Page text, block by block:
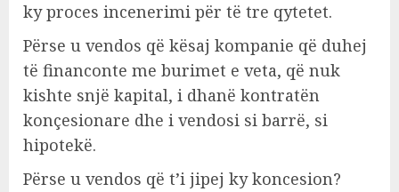
ky proces incenerimi për të tre qytetet.
Përse u vendos që kësaj kompanie që duhej
të financonte me burimet e veta, që nuk
kishte snjë kapital, i dhanë kontratën
konçesionare dhe i vendosi si barrë, si
hipotekë.
Përse u vendos që t’i jipej ky koncesion?